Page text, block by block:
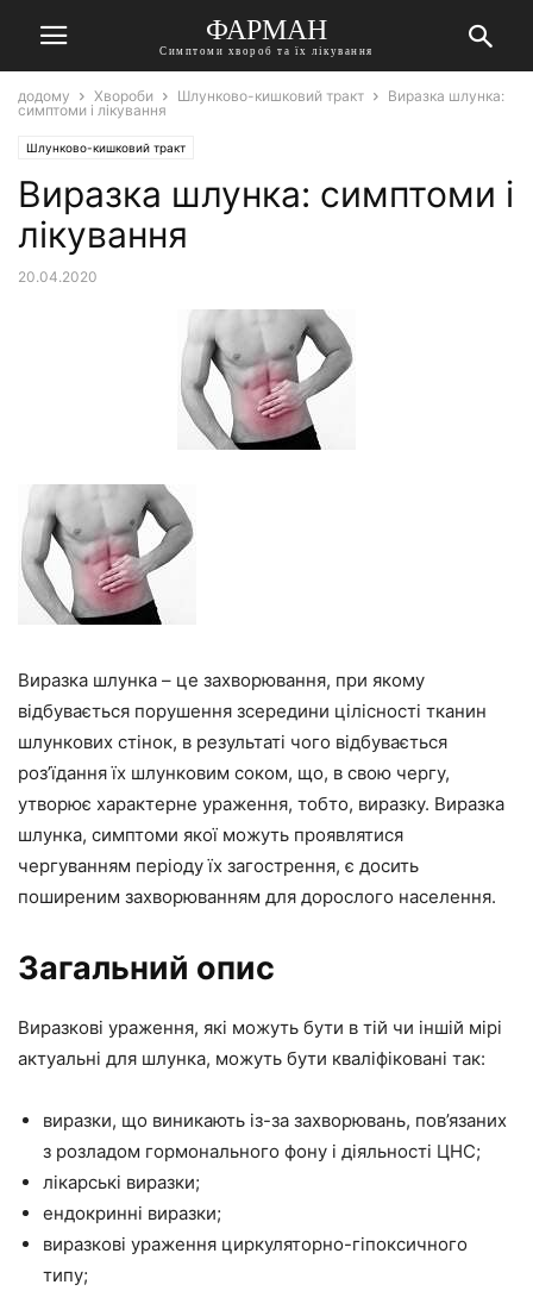
ФАРМАН
Симптоми хвороб та їх лікування
додому Хвороби Шлунково-кишковий тракт
Виразка шлунка:
симптоми і лікування
Шлунково-кишковий тракт
Виразка шлунка: симптоми і
лікування
20.04.2020
Виразка шлунка – це захворювання, при якому
відбувається порушення зсередини цілісності тканин
шлункових стінок, в результаті чого відбувається
роз’їдання їх шлунковим соком, що, в свою чергу,
утворює характерне ураження, тобто, виразку. Виразка
шлунка, симптоми якої можуть проявлятися
чергуванням періоду їх загострення, є досить
поширеним захворюванням для дорослого населення.
Загальний опис
Виразкові ураження, які можуть бути в тій чи іншій мірі
актуальні для шлунка, можуть бути кваліфіковані так:
виразки, що виникають із-за захворювань, пов’язаних
з розладом гормонального фону і діяльності ЦНС;
лікарські виразки;
ендокринні виразки;
виразкові ураження циркуляторно-гіпоксичного
типу;